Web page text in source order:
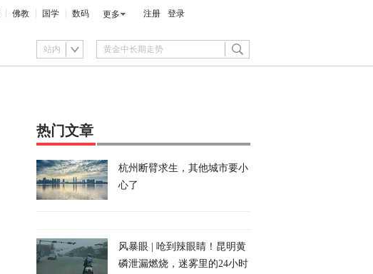
佛教 国学 数码 更多 注册 登录
站内
热门文章
杭州断臂求生，其他城市要小
心了
风暴眼 | 呛到辣眼睛！昆明黄
磷泄漏燃烧，迷雾里的24小时